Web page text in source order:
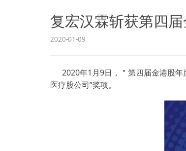
复宏汉霖斩获第四
2020-01-09
2020年1月9日，＂第四届金港股
医疗股公司”奖项。